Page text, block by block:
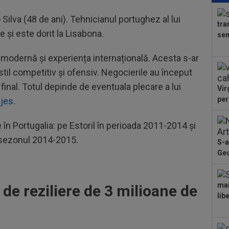
(48 de ani). Tehnicianul portughez al lui
și este dorit la Lisabona.
și experiența internațională. Acesta s-ar
competitiv și ofensiv. Negocierile au început
Totul depinde de eventuala plecare a lui
.
Portugalia: pe Estoril în perioada 2011-2014 și
2014-2015.
reziliere de 3 milioane de
a...
S-